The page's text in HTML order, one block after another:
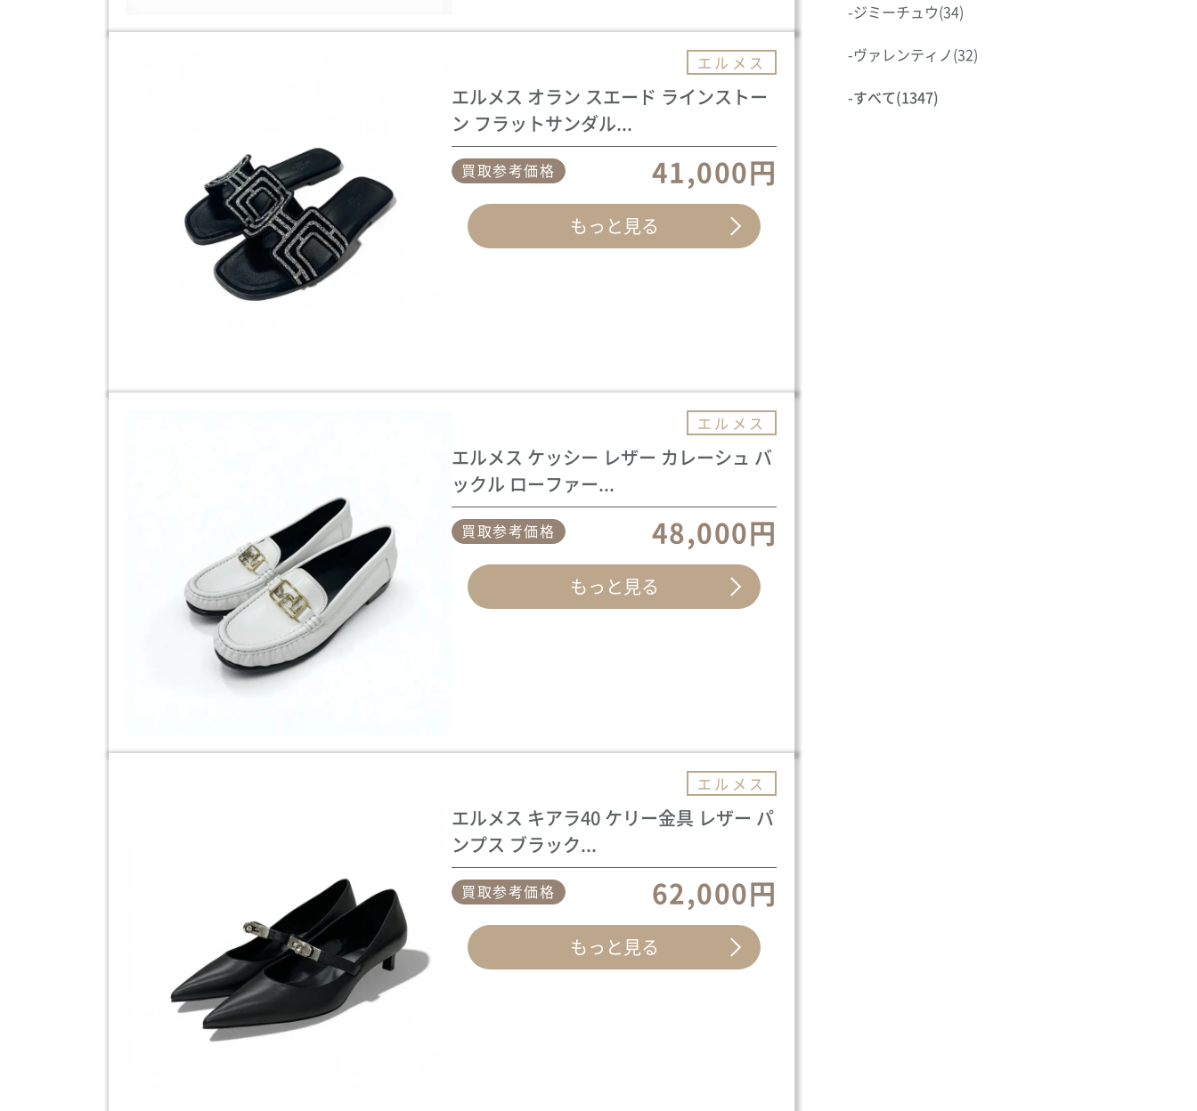
エルメス
エルメス オラン スエード ラインストー
ン フラットサンダル...
買取参考価格 41,000円
もっと見る
エルメス
エルメス ケッシー レザー カレーシュ バ
ックル ローファー...
買取参考価格 48,000円
もっと見る
エルメス
エルメス キアラ40 ケリー金具 レザー パ
ンプス ブラック...
買取参考価格 62,000円
もっと見る
-ジミーチュウ(34)
-ヴァレンティノ(32)
-すべて(1347)